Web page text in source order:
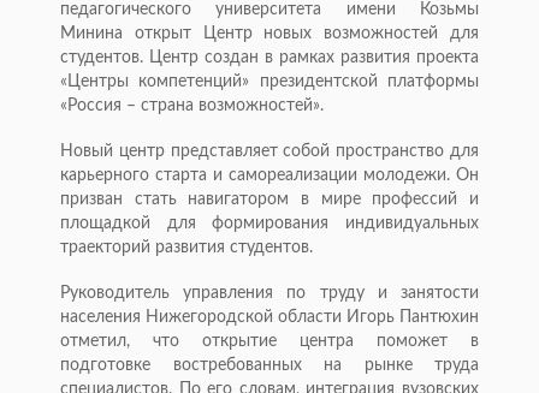
педагогического университета имени Козьмы
Минина открыт Центр новых возможностей для
студентов. Центр создан в рамках развития проекта
«Центры компетенций» президентской платформы
«Россия – страна возможностей».
Новый центр представляет собой пространство для
карьерного старта и самореализации молодежи. Он
призван стать навигатором в мире профессий и
площадкой для формирования индивидуальных
траекторий развития студентов.
Руководитель управления по труду и занятости
населения Нижегородской области Игорь Пантюхин
отметил, что открытие центра поможет в
подготовке востребованных на рынке труда